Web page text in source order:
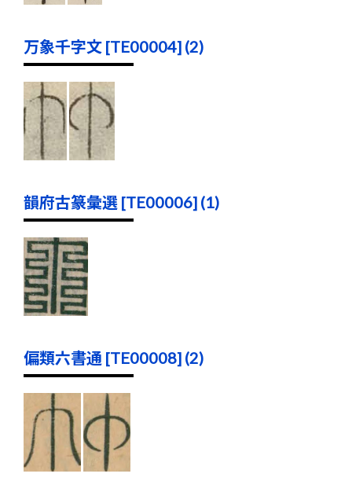
万象千字文 [TE00004] (2)
韻府古篆彙選 [TE00006] (1)
偏類六書通 [TE00008] (2)